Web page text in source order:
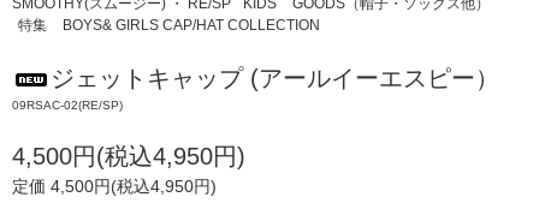
SMOOTHY(スムージー) ・ RE/SP KIDS
GOODS（帽子・ソックス他）
特集
BOYS& GIRLS CAP/HAT COLLECTION
ジェットキャップ (アールイーエスピー）
09RSAC-02(RE/SP)
4,500円(税込4,950円)
定価 4,500円(税込4,950円)